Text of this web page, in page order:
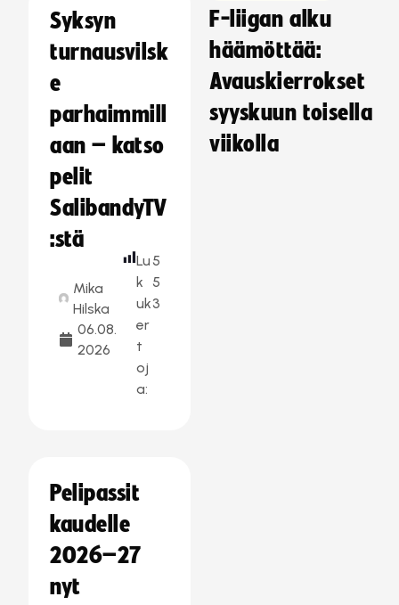
Syksyn
turnausvilsk
e
parhaimmill
aan – katso
pelit
SalibandyTV
:stä
Mika
Hilska
06.08.
2026
Lu
k
uk
er
t
oj
a:
5
5
3
Pelipassit
kaudelle
2026–27
nyt
F-liigan alku
häämöttää:
Avauskierrokset
syyskuun toisella
viikolla